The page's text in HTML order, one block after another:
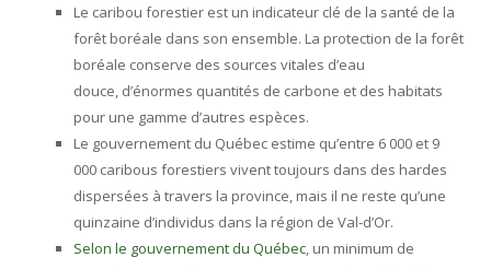
Le caribou forestier est un indicateur clé de la santé de la
forêt boréale dans son ensemble. La protection de la forêt
boréale conserve des sources vitales d’eau
douce, d’énormes quantités de carbone et des habitats
pour une gamme d’autres espèces.
Le gouvernement du Québec estime qu’entre 6 000 et 9
000 caribous forestiers vivent toujours dans des hardes
dispersées à travers la province, mais il ne reste qu’une
quinzaine d’individus dans la région de Val-d’Or.
Selon le gouvernement du Québec, un minimum de